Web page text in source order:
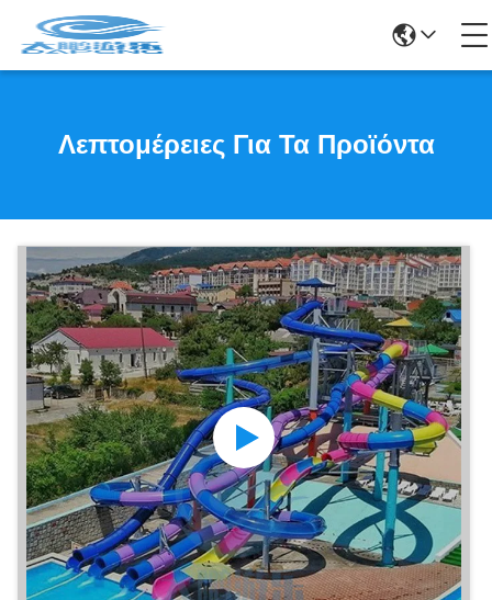
Λεπτομέρειες Για Τα Προϊόντα